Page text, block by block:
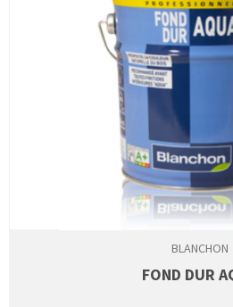
BLANCHON
FOND DUR